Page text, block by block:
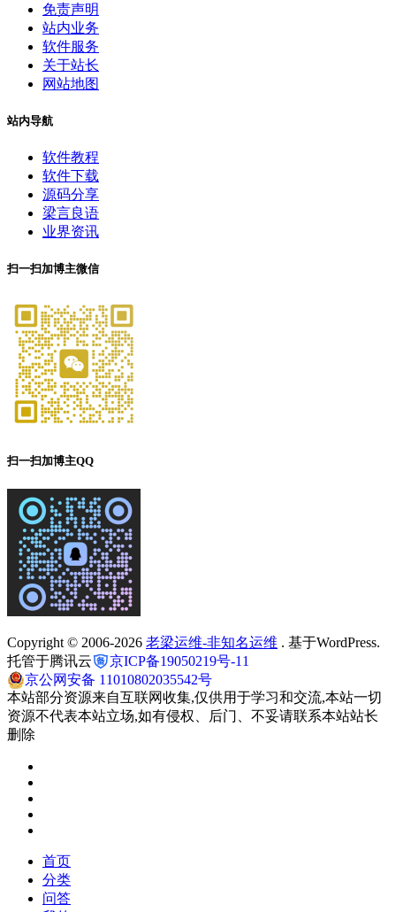
免责声明
站内业务
软件服务
关于站长
网站地图
站内导航
软件教程
软件下载
源码分享
梁言良语
业界资讯
扫一扫加博主微信
扫一扫加博主QQ
Copyright © 2006-2026 老梁运维-非知名运维 . 基于WordPress.
托管于腾讯云
京ICP备19050219号-11
京公网安备 11010802035542号
本站部分资源来自互联网收集,仅供用于学习和交流,本站一切
资源不代表本站立场,如有侵权、后门、不妥请联系本站站长
删除
首页
分类
问答